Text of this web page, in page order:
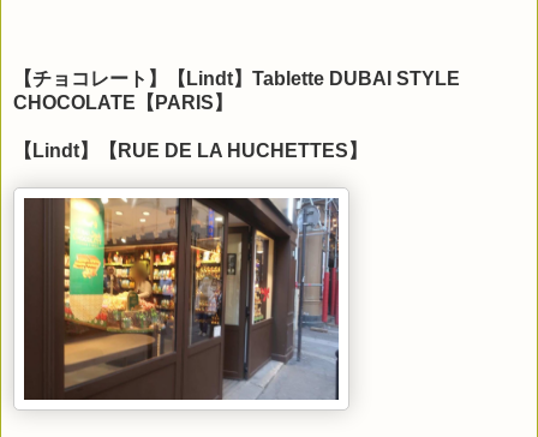
【チョコレート】【Lindt】Tablette DUBAI STYLE
CHOCOLATE【PARIS】
【Lindt】【RUE DE LA HUCHETTES】